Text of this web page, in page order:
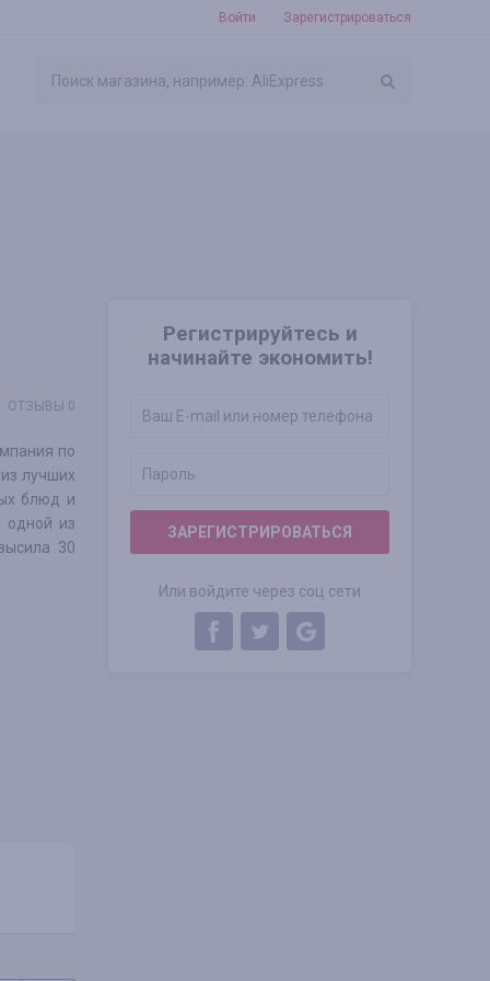
Войти Зарегистрироваться
Регистрируйтесь и
начинайте экономить!
ЗАРЕГИСТРИРОВАТЬСЯ
Или войдите через соц сети
ОТЗЫВЫ 0
по
лучших
блюд и
одной из
30